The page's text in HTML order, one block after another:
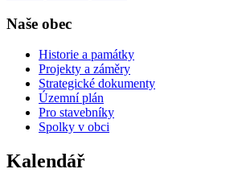
Naše obec
Historie a památky
Projekty a záměry
Strategické dokumenty
Územní plán
Pro stavebníky
Spolky v obci
Kalendář